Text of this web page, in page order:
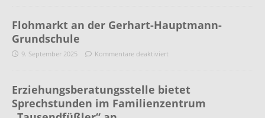
Flohmarkt an der Gerhart-Hauptmann-
Grundschule
9. September 2025 Kommentare deaktiviert
Erziehungsberatungsstelle bietet
Sprechstunden im Familienzentrum